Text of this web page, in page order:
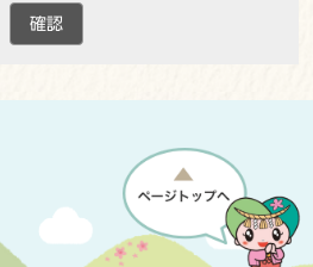
確認